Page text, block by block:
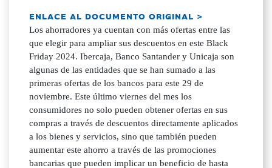
ENLACE AL DOCUMENTO ORIGINAL >
Los ahorradores ya cuentan con más ofertas entre las
que elegir para ampliar sus descuentos en este Black
Friday 2024. Ibercaja, Banco Santander y Unicaja son
algunas de las entidades que se han sumado a las
primeras ofertas de los bancos para este 29 de
noviembre. Este último viernes del mes los
consumidores no solo pueden obtener ofertas en sus
compras a través de descuentos directamente aplicados
a los bienes y servicios, sino que también pueden
aumentar este ahorro a través de las promociones
bancarias que pueden implicar un beneficio de hasta